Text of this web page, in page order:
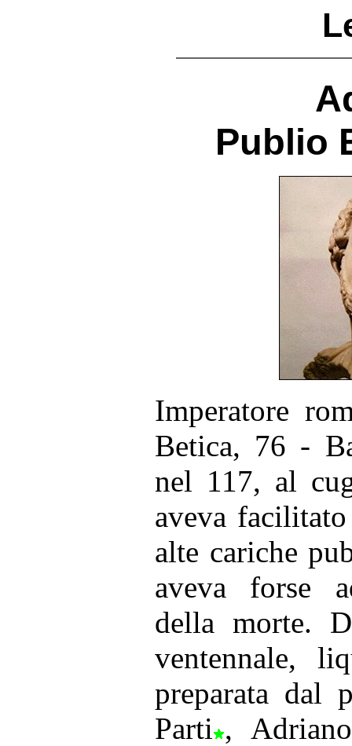
Publio
Imperatore
Betica, 76 -
nel 117, al
aveva
alte cariche
aveva forse
della morte.
ventennale,
preparata dal
Parti ,